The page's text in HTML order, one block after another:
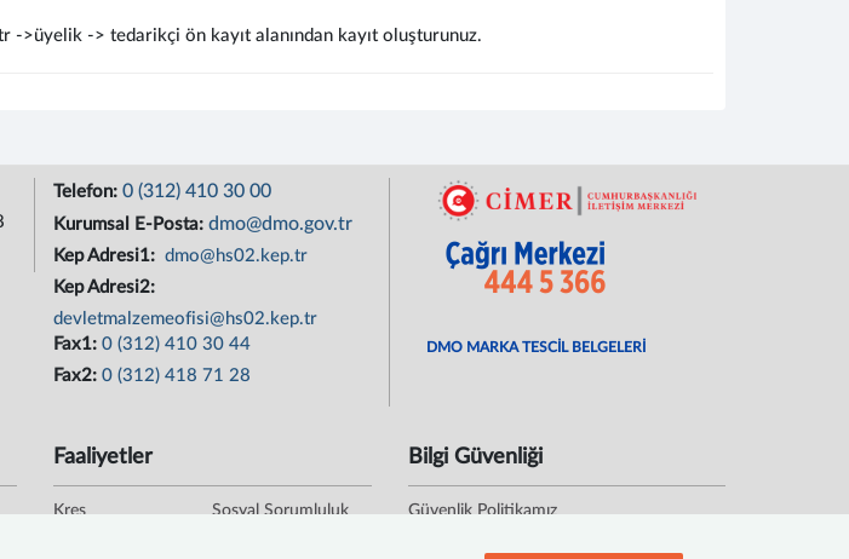
->üyelik -> tedarikçi ön kayıt alanından kayıt oluşturunuz.
Telefon: 0 (312) 410 30 00
Kurumsal E-Posta: dmo@dmo.gov.tr
Kep Adresi1: dmo@hs02.kep.tr
Kep Adresi2:
devletmalzemeofisi@hs02.kep.tr
Fax1: 0 (312) 410 30 44
Fax2: 0 (312) 418 71 28
DMO MARKA TESCİL BELGELERİ
Faaliyetler
Kreş
Sosyal Sorumluluk
Bilgi Güvenliği
Güvenlik Politikamız